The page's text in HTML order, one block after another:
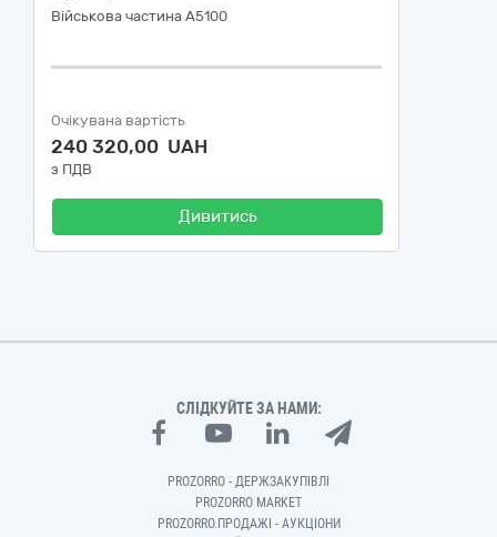
Військова частина А5100
Очікувана вартість
240 320,00 UAH
з ПДВ
Дивитись
СЛІДКУЙТЕ ЗА НАМИ:
PROZORRO - ДЕРЖЗАКУПІВЛІ
PROZORRO MARKET
PROZORRO.ПРОДАЖІ - АУКЦІОНИ